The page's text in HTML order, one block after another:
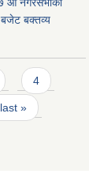
बक्तव्य
4
last »